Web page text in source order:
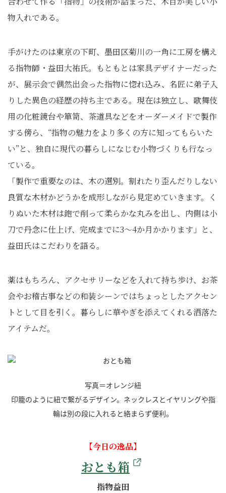
物入れである。
手がけたのは東京の下町、墨田区菊川の一角に工房を構え
る指物師・益田大祐氏。もともとは家具デザイナーだった
が、展示会で偶然出会った指物に惚れ込み、名匠に弟子入
りした異色の経歴の持ち主である。現在は独立し、歌舞伎
用の化粧鏡台や箪笥、茶道具などをオーダーメイドで製作
する傍ら、“指物の魅力をより多くの方に知ってもらいた
い”と、独自に現代の暮らしになじむ小物づくりも行なっ
ている。
「製作で重要なのは、木の選別。割れたり歪んだりしない
良質な木材かどうかを成形しながら見定めていきます。く
りぬいた木材は鉋で削って柔らかな丸みを出し、内側は小
刀で丹念に仕上げ、完成までに3～4か月かかります」と、
益田氏はこだわりを語る。
薬はもちろん、アクセサリーなどを入れて持ち歩け、お茶
会やお稽古事などの和装シーンではちょっとしたアクセン
トとして目を引く。暮らしに華やぎを添えてくれる洒落た
アイテムだ。
写真＝オレンジ紐
印籠のように紐で繋がるデザイン。ネックレスとイヤリングや指
輪は別の段に入れると絡まらず便利。
【今日の逸品】
おとも箱
指物益田